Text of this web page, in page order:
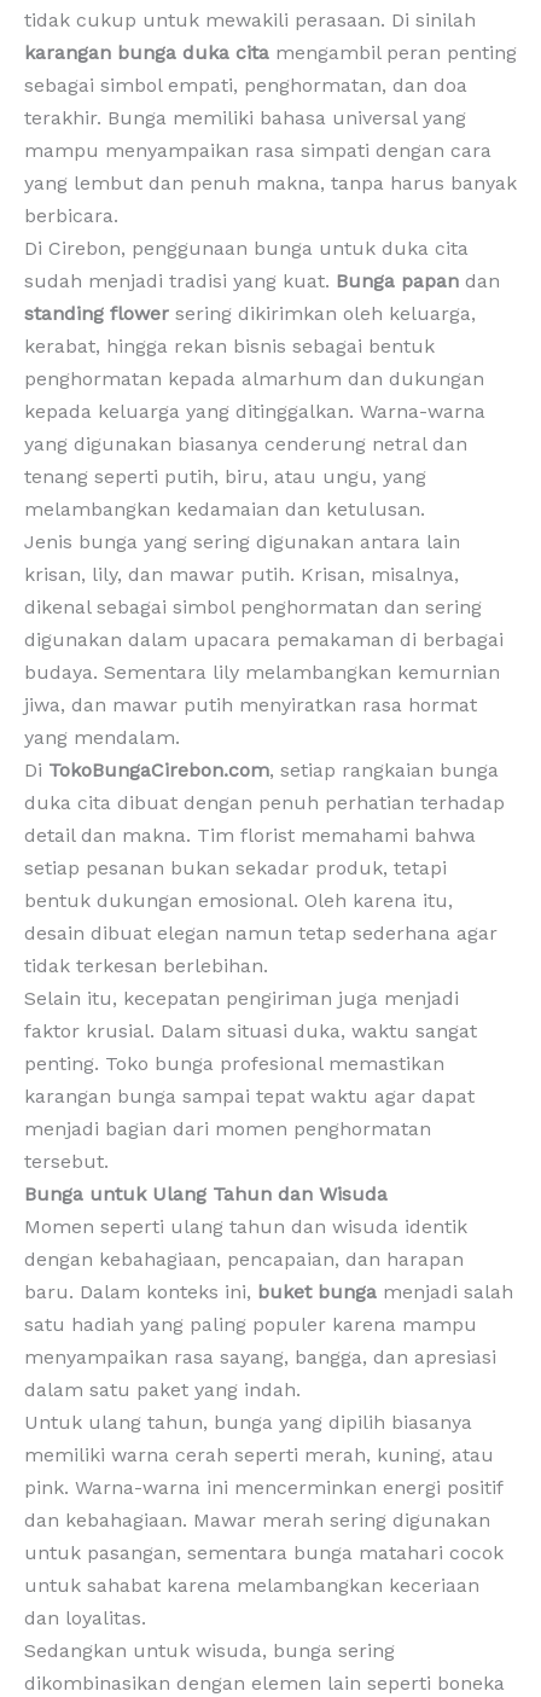
tidak cukup untuk mewakili perasaan. Di sinilah
karangan bunga duka cita mengambil peran penting
sebagai simbol empati, penghormatan, dan doa
terakhir. Bunga memiliki bahasa universal yang
mampu menyampaikan rasa simpati dengan cara
yang lembut dan penuh makna, tanpa harus banyak
berbicara.
Di Cirebon, penggunaan bunga untuk duka cita
sudah menjadi tradisi yang kuat. Bunga papan dan
standing flower sering dikirimkan oleh keluarga,
kerabat, hingga rekan bisnis sebagai bentuk
penghormatan kepada almarhum dan dukungan
kepada keluarga yang ditinggalkan. Warna-warna
yang digunakan biasanya cenderung netral dan
tenang seperti putih, biru, atau ungu, yang
melambangkan kedamaian dan ketulusan.
Jenis bunga yang sering digunakan antara lain
krisan, lily, dan mawar putih. Krisan, misalnya,
dikenal sebagai simbol penghormatan dan sering
digunakan dalam upacara pemakaman di berbagai
budaya. Sementara lily melambangkan kemurnian
jiwa, dan mawar putih menyiratkan rasa hormat
yang mendalam.
Di TokoBungaCirebon.com, setiap rangkaian bunga
duka cita dibuat dengan penuh perhatian terhadap
detail dan makna. Tim florist memahami bahwa
setiap pesanan bukan sekadar produk, tetapi
bentuk dukungan emosional. Oleh karena itu,
desain dibuat elegan namun tetap sederhana agar
tidak terkesan berlebihan.
Selain itu, kecepatan pengiriman juga menjadi
faktor krusial. Dalam situasi duka, waktu sangat
penting. Toko bunga profesional memastikan
karangan bunga sampai tepat waktu agar dapat
menjadi bagian dari momen penghormatan
tersebut.
Bunga untuk Ulang Tahun dan Wisuda
Momen seperti ulang tahun dan wisuda identik
dengan kebahagiaan, pencapaian, dan harapan
baru. Dalam konteks ini, buket bunga menjadi salah
satu hadiah yang paling populer karena mampu
menyampaikan rasa sayang, bangga, dan apresiasi
dalam satu paket yang indah.
Untuk ulang tahun, bunga yang dipilih biasanya
memiliki warna cerah seperti merah, kuning, atau
pink. Warna-warna ini mencerminkan energi positif
dan kebahagiaan. Mawar merah sering digunakan
untuk pasangan, sementara bunga matahari cocok
untuk sahabat karena melambangkan keceriaan
dan loyalitas.
Sedangkan untuk wisuda, bunga sering
dikombinasikan dengan elemen lain seperti boneka